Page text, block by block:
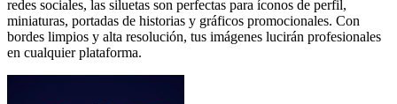
redes sociales, las siluetas son perfectas para íconos de perfil,
miniaturas, portadas de historias y gráficos promocionales. Con
bordes limpios y alta resolución, tus imágenes lucirán profesionales
en cualquier plataforma.